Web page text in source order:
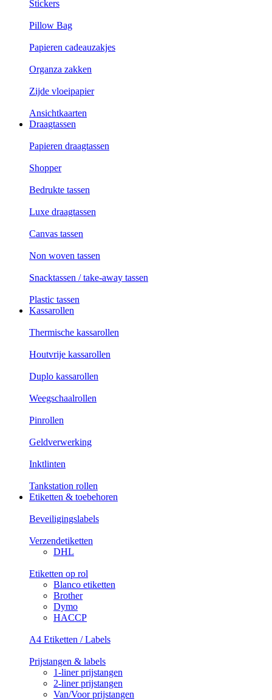
Stickers
Pillow Bag
Papieren cadeauzakjes
Organza zakken
Zijde vloeipapier
Ansichtkaarten
Draagtassen
Papieren draagtassen
Shopper
Bedrukte tassen
Luxe draagtassen
Canvas tassen
Non woven tassen
Snacktassen / take-away tassen
Plastic tassen
Kassarollen
Thermische kassarollen
Houtvrije kassarollen
Duplo kassarollen
Weegschaalrollen
Pinrollen
Geldverwerking
Inktlinten
Tankstation rollen
Etiketten & toebehoren
Beveiligingslabels
Verzendetiketten
DHL
Etiketten op rol
Blanco etiketten
Brother
Dymo
HACCP
A4 Etiketten / Labels
Prijstangen & labels
1-liner prijstangen
2-liner prijstangen
Van/Voor prijstangen